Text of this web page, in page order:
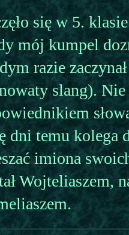
się w 5.
mój kumpel
razie
slang).
dni temu kolega
imiona
Wojteliaszem,